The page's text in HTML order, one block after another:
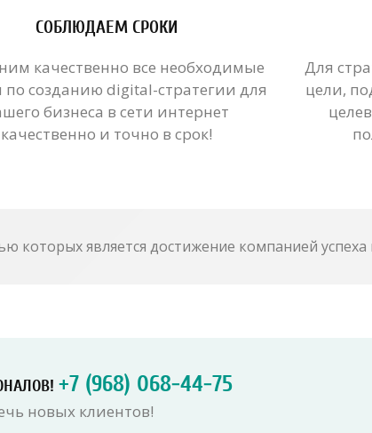
СОБЛЮДАЕМ СРОКИ
качественно все необходимые
по созданию digital-стратегии для
бизнеса в сети интернет
качественно и точно в срок!
Для
цели,
которых является достижение компанией успеха
+7 (968) 068-44-75
новых клиентов!